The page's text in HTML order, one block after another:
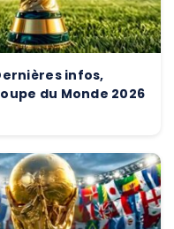
infos,
du Monde 2026